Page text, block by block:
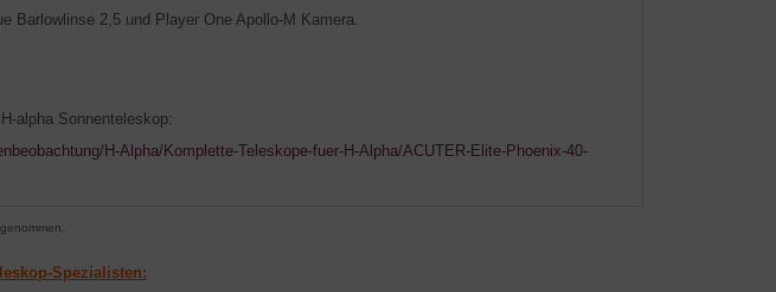
Barlowlinse 2,5 und Player One Apollo-M Kamera.
alpha Sonnenteleskop:
H-Alpha/Komplette-Teleskope-fuer-H-Alpha/ACUTER-Elite-Phoenix-40-
Spezialisten: